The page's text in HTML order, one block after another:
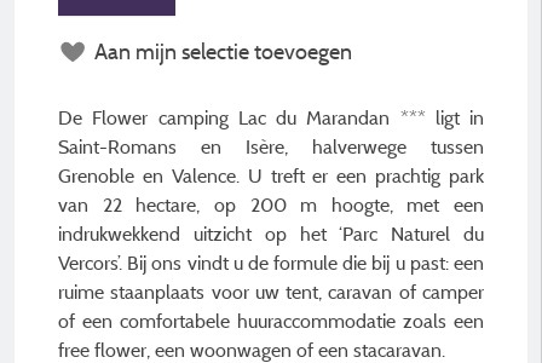
Aan mijn selectie toevoegen
De Flower camping Lac du Marandan *** ligt in
Saint-Romans en Isère, halverwege tussen
Grenoble en Valence. U treft er een prachtig park
van 22 hectare, op 200 m hoogte, met een
indrukwekkend uitzicht op het ‘Parc Naturel du
Vercors’. Bij ons vindt u de formule die bij u past: een
ruime staanplaats voor uw tent, caravan of camper
of een comfortabele huuraccommodatie zoals een
free flower, een woonwagen of een stacaravan.